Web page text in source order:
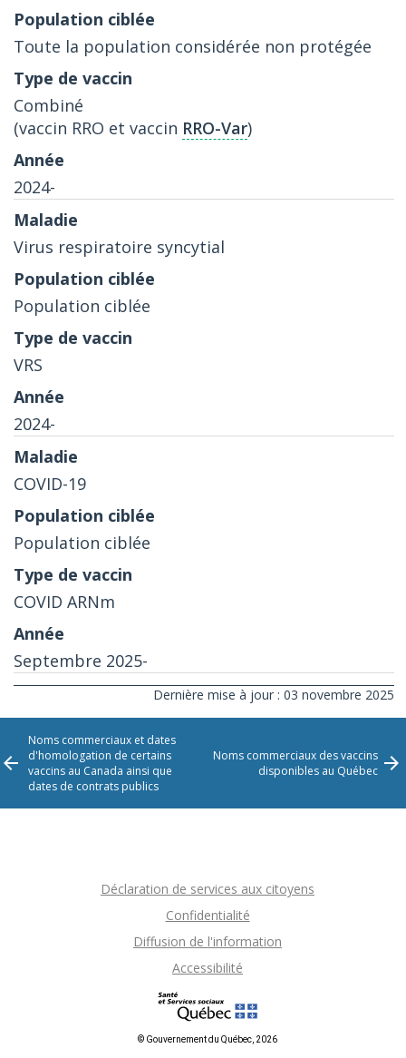
Toute la population considérée non protégée
Combiné
(vaccin RRO et vaccin RRO-Var)
2024-
Virus respiratoire syncytial
Population ciblée
VRS
2024-
COVID-19
Population ciblée
COVID ARNm
Septembre 2025-
Dernière mise à jour : 03 novembre 2025
Noms commerciaux et dates
d'homologation de certains
vaccins au Canada ainsi que
dates de contrats publics
Noms commerciaux des vaccins
disponibles au Québec
Déclaration de services aux citoyens
Confidentialité
Diffusion de l'information
Accessibilité
© Gouvernement du Québec, 2026